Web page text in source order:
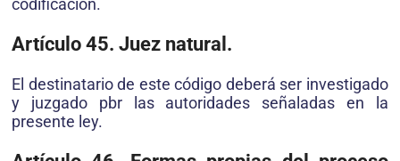
codificación.
Artículo 45. Juez natural.
El destinatario de este código deberá ser investigado
y juzgado pbr las autoridades señaladas en la
presente ley.